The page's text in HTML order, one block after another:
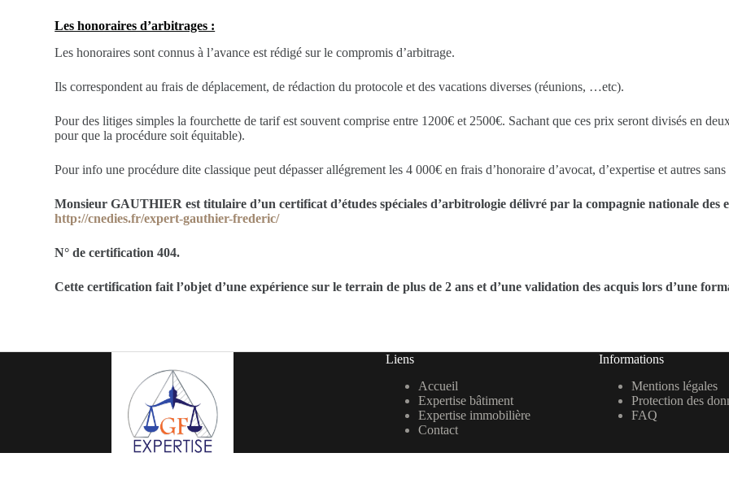
Les honoraires d’arbitrages :
Les honoraires sont connus à l’avance est rédigé sur le compromis d’arbitrage.
Ils correspondent au frais de déplacement, de rédaction du protocole et des vacations diverses (réunions, …etc).
Pour des litiges simples la fourchette de tarif est souvent comprise entre 1200€ et 2500€. Sachant que ces prix seront divisés en
pour que la procédure soit équitable).
Pour info une procédure dite classique peut dépasser allégrement les 4 000€ en frais d’honoraire d’avocat, d’expertise et autres
Monsieur GAUTHIER est titulaire d’un certificat d’étudesspécialesd’arbitrologie délivré par la compagnienationale des
http://cnedies.fr/expert-gauthier-frederic/
N° de certification 404.
Cette certification fait l’objet d’une expérience sur le terrain de plus de 2 ans et d’une validation des acquis lors d’une
Liens
Accueil
Expertise bâtiment
Expertise immobilière
Contact
Informations
Mentions légales
Protection des
FAQ